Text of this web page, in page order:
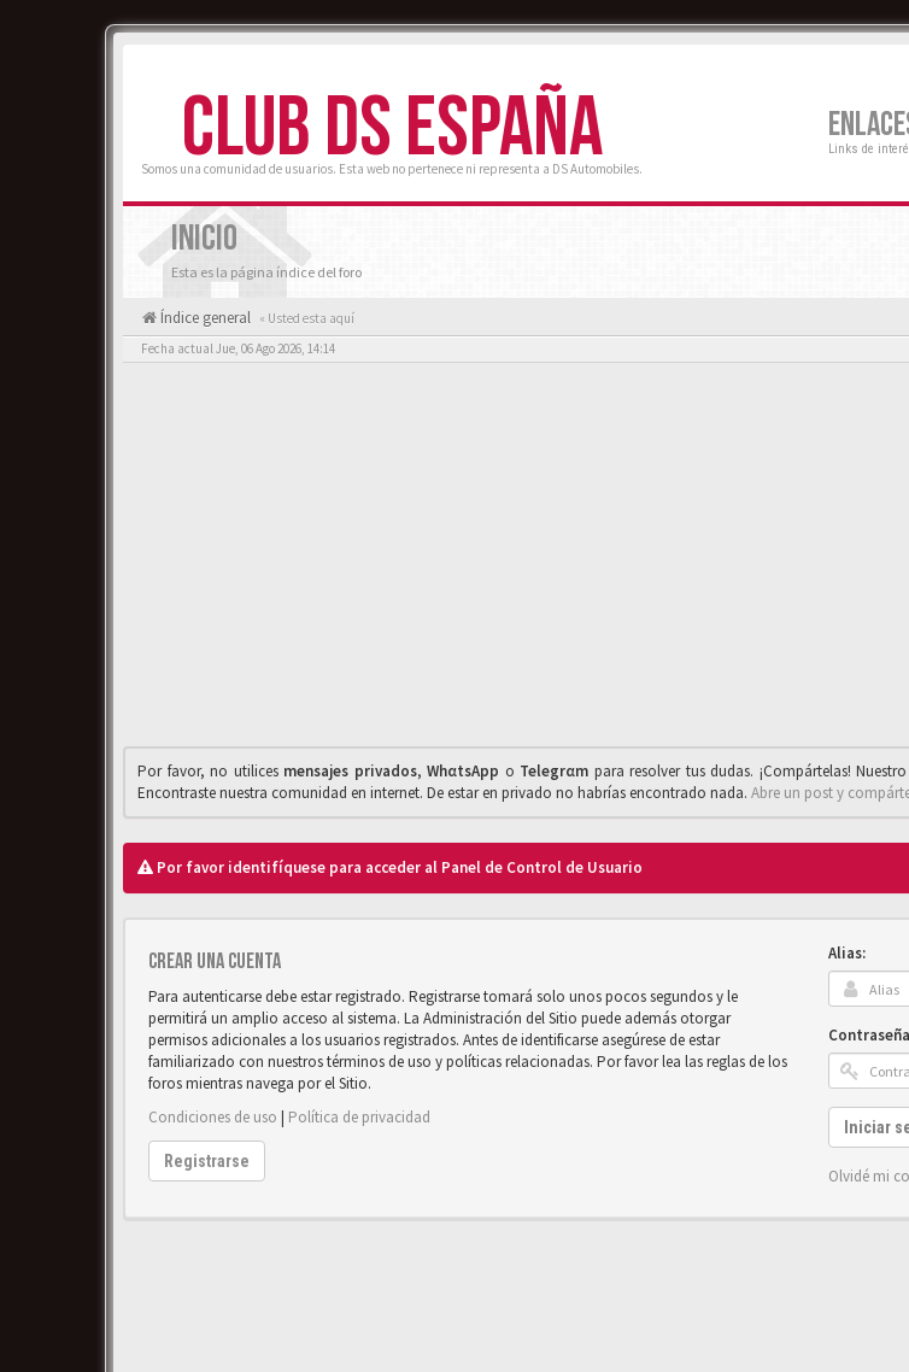
CLUB DS ESPAÑA
Somos una comunidad de usuarios. Esta web no pertenece ni representa a DS Automobiles.
Links de
INICIO
Esta es la página índice del foro
Índice general « Usted esta aquí
Fecha actual Jue, 06 Ago 2026, 14:14
Por favor, no utilices mensajes privados,WhαtsApp o Telegrαm para resolver tus dudas. ¡Compártelas!
Encontraste nuestra comunidad en internet. De estar en privado no habrías encontrado nada. Abre un post y
Por favor identifíquese para acceder al Panel de Control de Usuario
Crear una cuenta
Para autenticarse debe estar registrado. Registrarse tomará solo unos pocos segundos y le
permitirá un amplio acceso al sistema. La Administración del Sitio puede además otorgar
permisos adicionales a los usuarios registrados. Antes de identificarse asegúrese de estar
familiarizado con nuestros términos de uso y políticas relacionadas. Por favor lea las reglas de los
foros mientras navega por el Sitio.
Condiciones de uso | Política de privacidad
Registrarse
Alias:
Iniciar
Olvidé mi